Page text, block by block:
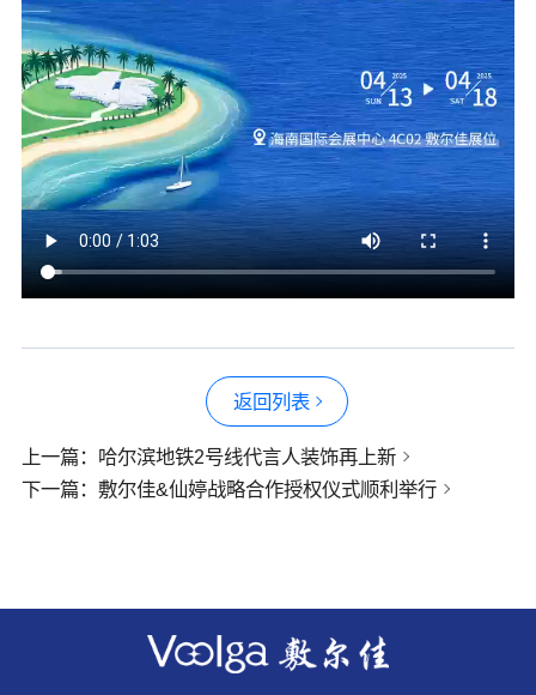
上一篇： 哈尔滨地铁2号线代言人装饰再上新
下一篇： 敷尔佳&仙婷战略合作授权仪式顺利举行
返回列表